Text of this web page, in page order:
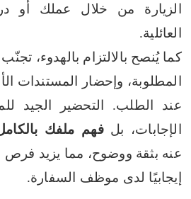
الزيارة من خلال عملك أو
العائلية.
كما يُنصح بالالتزام بالهدوء،
المطلوبة، وإحضار المستندات
عند الطلب. التحضير الجيد
الإجابات، بلفهم ملفك
عنه بثقة ووضوح، مما يزيد فرص
إيجابيًا لدى موظف السفارة.